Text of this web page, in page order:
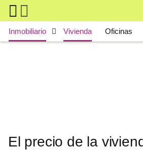
Skip to main content
Main navigation
Inmobiliario Vivienda Oficinas
El precio de la